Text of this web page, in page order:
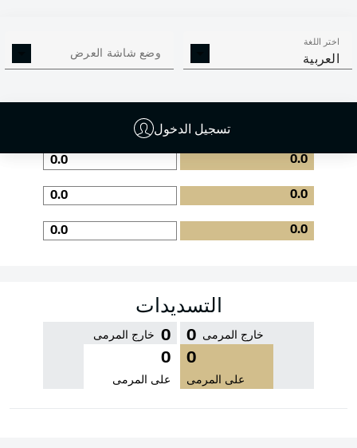
اختر اللغة
العربية وضع شاشة العرض
تسجيل الدخول
0
0 % الدقة 0 %
جودة التمرير
0.0
0.0
0.0
0.0
0.0
0.0
التسديدات
0 خارج المرمى
0
على المرمى
0 خارج المرمى
0
على المرمى